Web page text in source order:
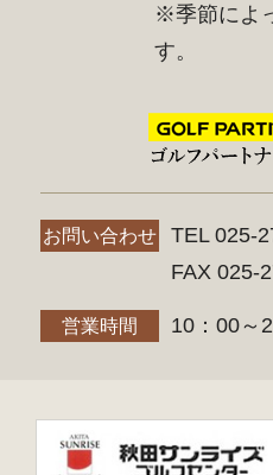
※季節によ
す。
お問い合わせ
TEL 025-
FAX 025-
営業時間 10：00～